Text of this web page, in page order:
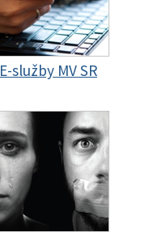
E-služby MV SR